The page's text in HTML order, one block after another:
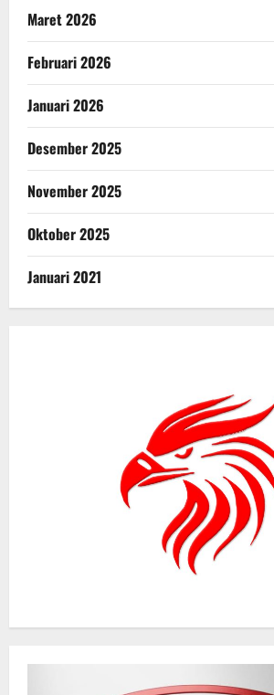
Maret 2026
Februari 2026
Januari 2026
Desember 2025
November 2025
Oktober 2025
Januari 2021